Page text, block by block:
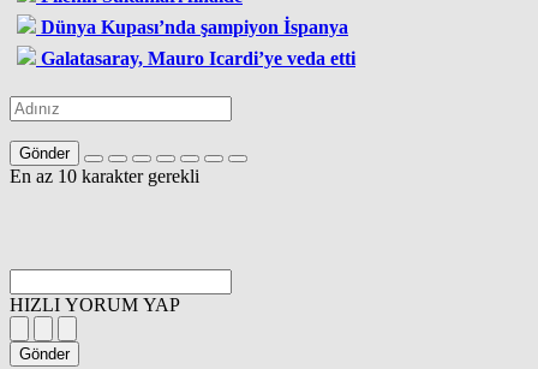
Dünya Kupası’nda şampiyon İspanya
Galatasaray, Mauro Icardi’ye veda etti
Gönder
En az 10 karakter gerekli
HIZLI YORUM YAP
Gönder